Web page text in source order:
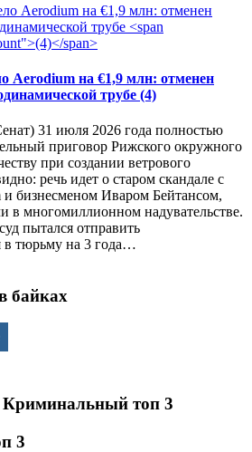
Aerodium на €1,9 млн: отменен
трубе (4)
31 июля 2026 года полностью
приговор Рижского окружного
при создании ветрового
речь идет о старом скандале с
бизнесменом Иваром Бейтансом,
в многомиллионном надувательстве.
пытался отправить
в тюрьму на 3 года…
байках
Криминальный топ 3
3